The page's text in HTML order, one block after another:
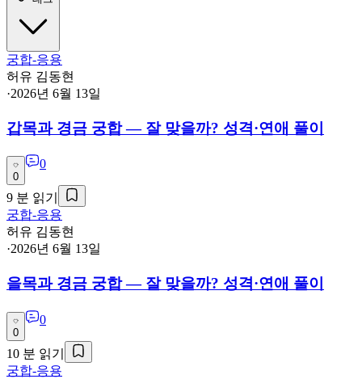
궁합-응용
허유 김동현
·2026년 6월 13일
갑목과 경금 궁합 — 잘 맞을까? 성격·연애 풀이
0
0
9 분 읽기
궁합-응용
허유 김동현
·2026년 6월 13일
을목과 경금 궁합 — 잘 맞을까? 성격·연애 풀이
0
0
10 분 읽기
궁합-응용